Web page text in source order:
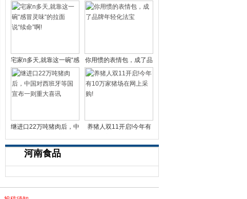
宅家n多天,就靠这一碗“感
冒灵味“的拉面说
你用惯的表情包，成了品
牌年轻化法宝
继进口22万吨猪肉后，中
养猪人双11开启!今年有
河南食品